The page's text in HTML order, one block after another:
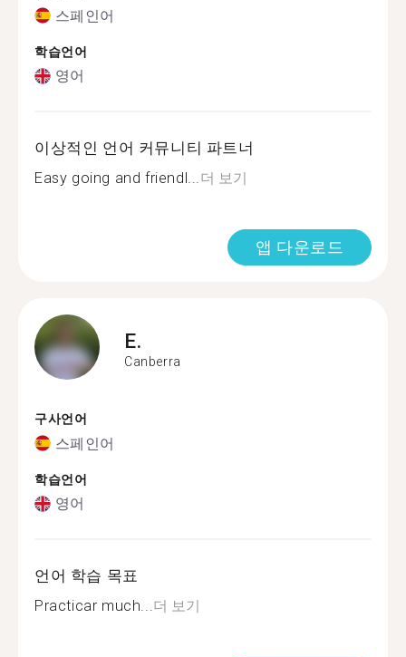
스페인어
학습언어
영어
이상적인 언어 커뮤니티 파트너
Easy going and friendl...더 보기
앱 다운로드
E.
Canberra
구사언어
스페인어
학습언어
영어
언어 학습 목표
Practicar much...더 보기